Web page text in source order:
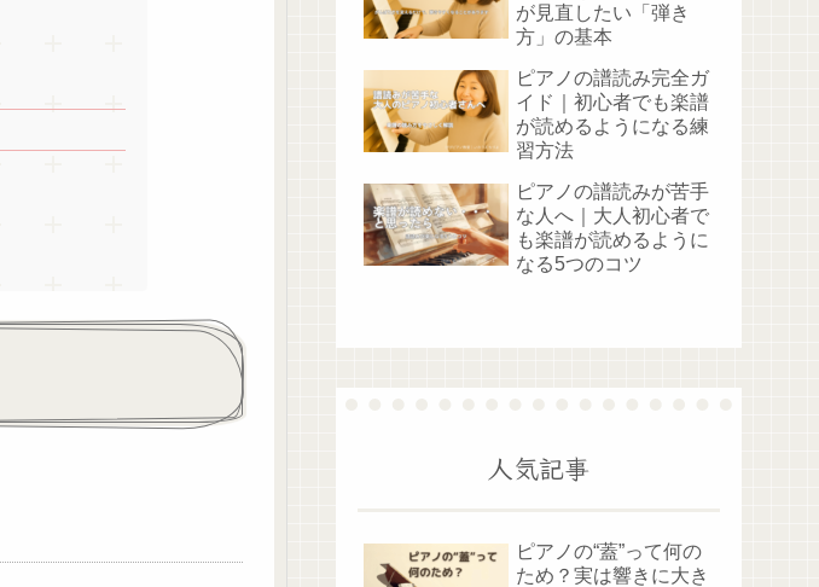
が見直したい「弾き
方」の基本
ピアノの譜読み完全ガ
イド｜初心者でも楽譜
が読めるようになる練
習方法
ピアノの譜読みが苦手
な人へ｜大人初心者で
も楽譜が読めるように
なる5つのコツ
人気記事
ピアノの“蓋”って何の
ため？実は響きに大き